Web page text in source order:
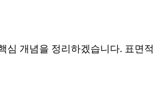
심 개념을 정리하겠습니다. 표